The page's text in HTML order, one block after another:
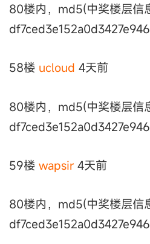
80楼内，md5(中奖楼层信
58楼 ucloud 4天前
80楼内，md5(中奖楼层信
59楼 wapsir 4天前
80楼内，md5(中奖楼层信